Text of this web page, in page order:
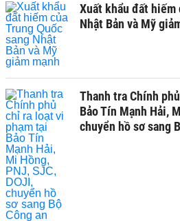
Xuất khẩu đất hiếm
Nhật Bản và Mỹ
Thanh tra Chính
Bảo Tín Mạnh Hải,
chuyển hồ sơ sang